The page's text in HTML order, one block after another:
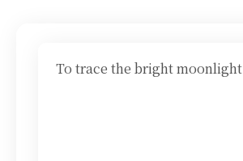
To trace the bright moonlight